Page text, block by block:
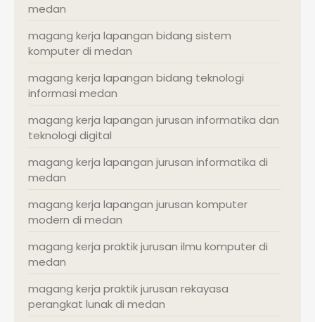
medan
magang kerja lapangan bidang sistem
komputer di medan
magang kerja lapangan bidang teknologi
informasi medan
magang kerja lapangan jurusan informatika dan
teknologi digital
magang kerja lapangan jurusan informatika di
medan
magang kerja lapangan jurusan komputer
modern di medan
magang kerja praktik jurusan ilmu komputer di
medan
magang kerja praktik jurusan rekayasa
perangkat lunak di medan